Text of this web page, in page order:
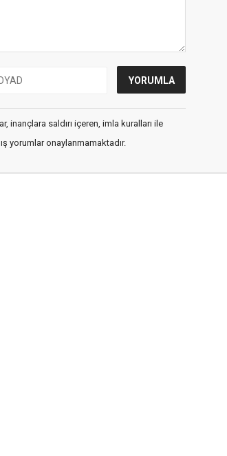
inançlara saldırı içeren, imla kuralları ile
yorumlar onaylanmamaktadır.